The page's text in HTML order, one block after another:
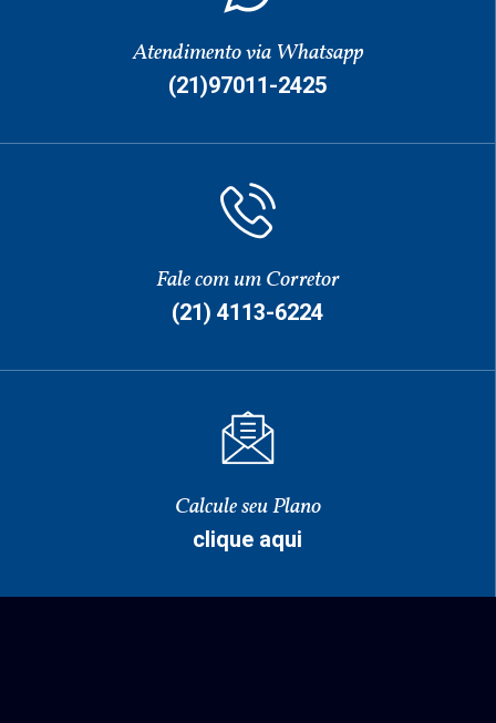
Atendimento via Whatsapp
(21)97011-2425
Fale com um Corretor
(21) 4113-6224
Calcule seu Plano
clique aqui